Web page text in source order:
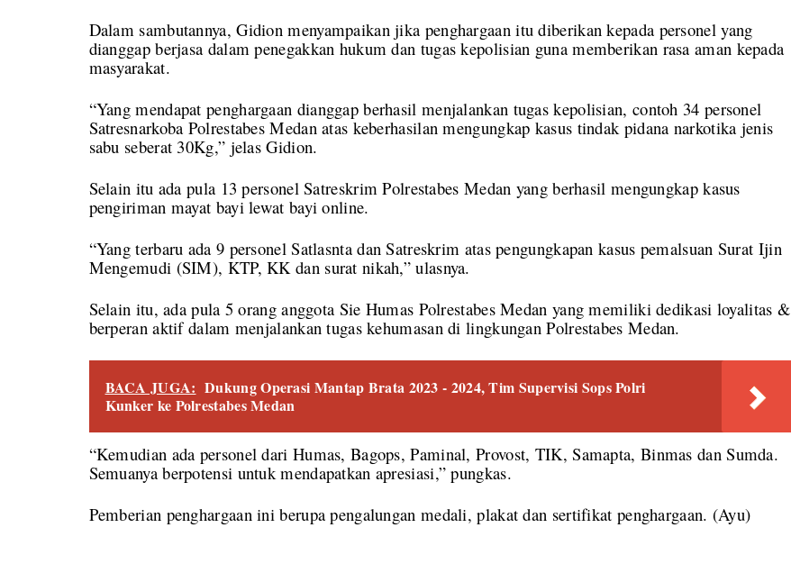
Dalam sambutannya, Gidion menyampaikan jika penghargaan itu diberikan kepada personel yang
dianggap berjasa dalam penegakkan hukum dan tugas kepolisian guna memberikan rasa aman kepada
masyarakat.
“Yang mendapat penghargaan dianggap berhasil menjalankan tugas kepolisian, contoh 34 personel
Satresnarkoba Polrestabes Medan atas keberhasilan mengungkap kasus tindak pidana narkotika jenis
sabu seberat 30Kg,” jelas Gidion.
Selain itu ada pula 13 personel Satreskrim Polrestabes Medan yang berhasil mengungkap kasus
pengiriman mayat bayi lewat bayi online.
“Yang terbaru ada 9 personel Satlasnta dan Satreskrim atas pengungkapan kasus pemalsuan Surat Ijin
Mengemudi (SIM), KTP, KK dan surat nikah,” ulasnya.
Selain itu, ada pula 5 orang anggota Sie Humas Polrestabes Medan yang memiliki dedikasi loyalitas &
berperan aktif dalam menjalankan tugas kehumasan di lingkungan Polrestabes Medan.
BACA JUGA: Dukung Operasi Mantap Brata 2023 - 2024, Tim Supervisi Sops Polri
Kunker ke Polrestabes Medan
“Kemudian ada personel dari Humas, Bagops, Paminal, Provost, TIK, Samapta, Binmas dan Sumda.
Semuanya berpotensi untuk mendapatkan apresiasi,” pungkas.
Pemberian penghargaan ini berupa pengalungan medali, plakat dan sertifikat penghargaan. (Ayu)